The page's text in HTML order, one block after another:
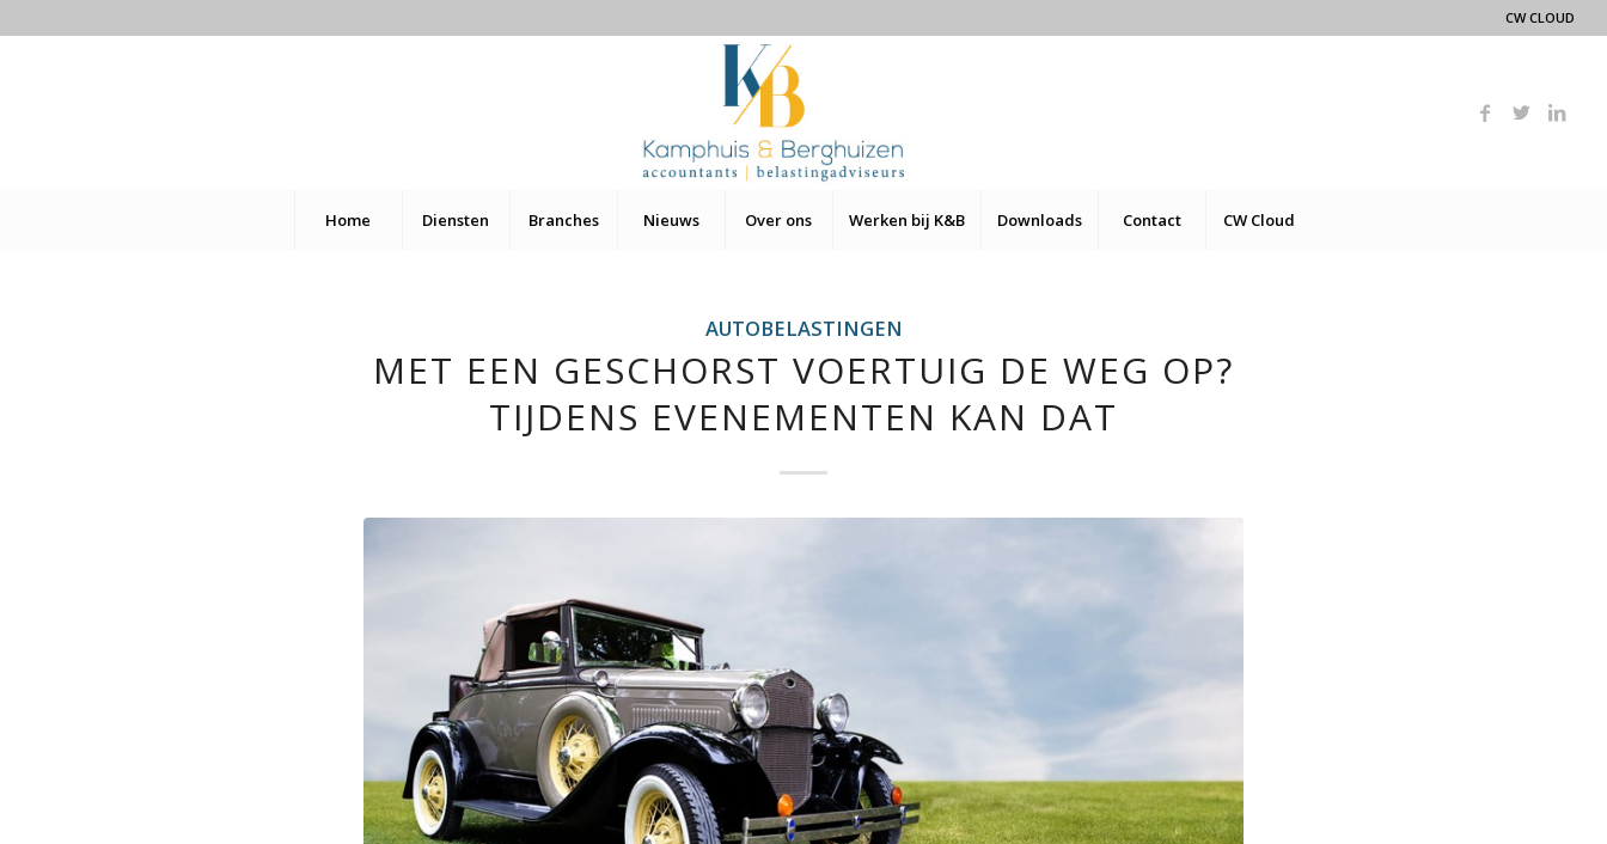
CW CLOUD
Home Diensten Branches Nieuws Over ons Werken bij K&B Downloads Contact CW Cloud
AUTOBELASTINGEN
MET EEN GESCHORST VOERTUIG DE WEG OP?
TIJDENS EVENEMENTEN KAN DAT